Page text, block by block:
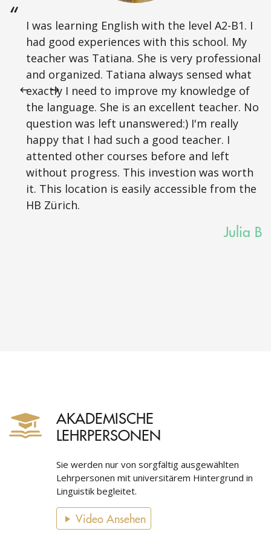
I was learning English with the level A2-B1. I
had good experiences with this school. My
teacher was Tatiana. She is very professional
and organized. Tatiana always sensed what
exactly I need to improve my knowledge of
the language. She is an excellent teacher. No
question was left unanswered:) I'm really
happy that I had such a good teacher. I
attented other courses before and left
without progress. This investion was worth
it. This location is easily accessible from the
HB Zürich.
Julia B
AKADEMISCHE
LEHRPERSONEN
Sie werden nur von sorgfältig ausgewählten
Lehrpersonen mit universitärem Hintergrund in
Linguistik begleitet.
Video Ansehen